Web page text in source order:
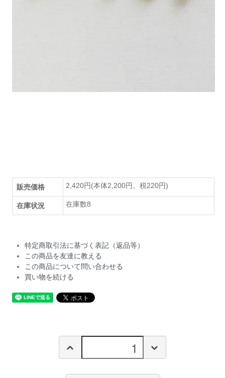
販売価格 2,420円(本体2,200円、税220円)
在庫状況 在庫数8
特定商取引法に基づく表記（返品等）
この商品を友達に教える
この商品について問い合わせる
買い物を続ける